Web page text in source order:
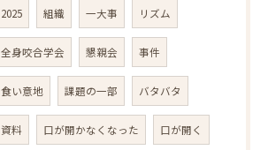
2025 組織 一大事 リズム
全身咬合学会 懇親会 事件
食い意地 課題の一部 バタバタ
資料 口が開かなくなった 口が開く